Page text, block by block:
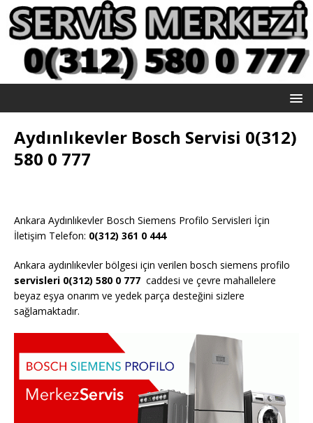
Aydınlıkevler Bosch Servisi 0(312)
580 0 777
Ankara Aydınlıkevler Bosch Siemens Profilo Servisleri İçin
İletişim Telefon: 0(312) 361 0 444
Ankara aydınlıkevler bölgesi için verilen bosch siemens profilo
servisleri 0(312) 580 0 777 caddesi ve çevre mahallelere
beyaz eşya onarım ve yedek parça desteğini sizlere
sağlamaktadır.